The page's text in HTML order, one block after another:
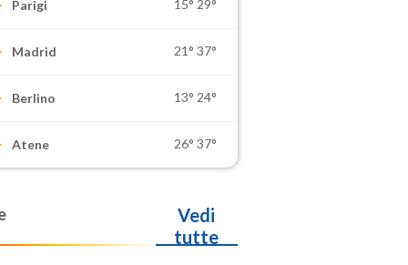
Parigi 15° 29°
Madrid 21° 37°
Berlino 13° 24°
Atene 26° 37°
Vedi
tutte